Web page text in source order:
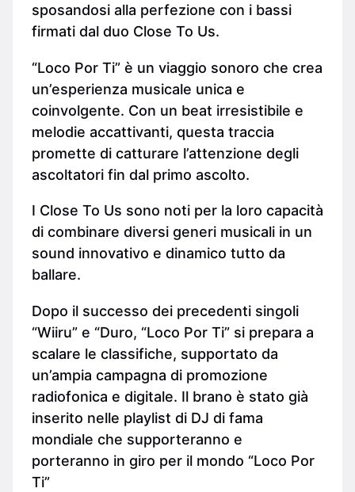
sposandosi alla perfezione con i bassi
firmati dal duo Close To Us.
“Loco Por Ti” è un viaggio sonoro che crea
un’esperienza musicale unica e
coinvolgente. Con un beat irresistibile e
melodie accattivanti, questa traccia
promette di catturare l’attenzione degli
ascoltatori fin dal primo ascolto.
I Close To Us sono noti per la loro capacità
di combinare diversi generi musicali in un
sound innovativo e dinamico tutto da
ballare.
Dopo il successo dei precedenti singoli
“Wiiru” e “Duro, “Loco Por Ti” si prepara a
scalare le classifiche, supportato da
un’ampia campagna di promozione
radiofonica e digitale. Il brano è stato già
inserito nelle playlist di DJ di fama
mondiale che supporteranno e
porteranno in giro per il mondo “Loco Por
Ti”